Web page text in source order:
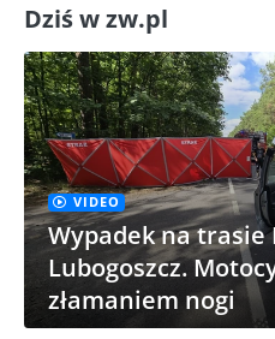
Dziś w zw.pl
VIDEO
Wypadek na trasie
Lubogoszcz.
złamaniem nogi